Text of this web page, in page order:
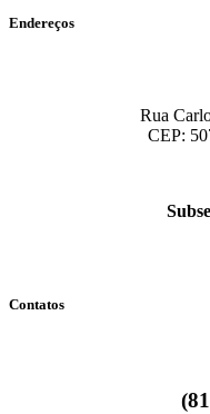
Endereços
Rua
CEP:
Contatos